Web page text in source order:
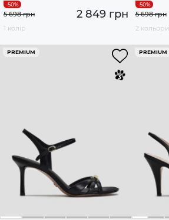
2 849 грн
5 698 грн
1 колір
5 698 грн
2 кольори
PREMIUM PREMIUM